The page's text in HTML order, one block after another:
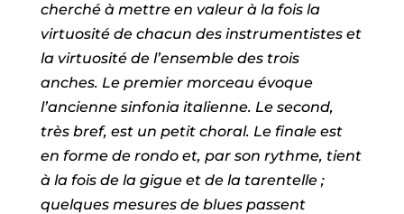
cherché à mettre en valeur à la fois la
virtuosité de chacun des instrumentistes et
la virtuosité de l’ensemble des trois
anches. Le premier morceau évoque
l’ancienne sinfonia italienne. Le second,
très bref, est un petit choral. Le finale est
en forme de rondo et, par son rythme, tient
à la fois de la gigue et de la tarentelle ;
quelques mesures de blues passent